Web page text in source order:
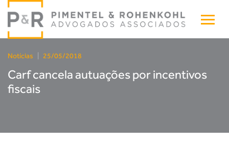
Notícias 25/05/2018
Carf cancela autuações por incentivos
fiscais